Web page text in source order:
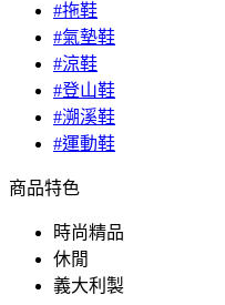
#拖鞋
#氣墊鞋
#涼鞋
#登山鞋
#溯溪鞋
#運動鞋
商品特色
時尚精品
休閒
義大利製